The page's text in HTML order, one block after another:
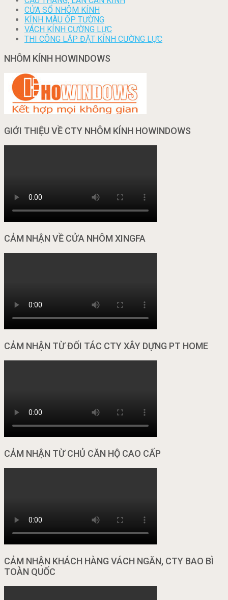
CỬA SỔ NHÔM KÍNH
KÍNH MÀU ỐP TƯỜNG
VÁCH KÍNH CƯỜNG LỰC
THI CÔNG LẮP ĐẶT KÍNH CƯỜNG LỰC
NHÔM KÍNH HOWINDOWS
GIỚI THIỆU VỀ CTY NHÔM KÍNH HOWINDOWS
CẢM NHẬN VỀ CỬA NHÔM XINGFA
CẢM NHẬN TỪ ĐỐI TÁC CTY XÂY DỰNG PT HOME
CẢM NHẬN TỪ CHỦ CĂN HỘ CAO CẤP
CẢM NHẬN KHÁCH HÀNG VÁCH NGĂN, CTY BAO BÌ
TOÀN QUỐC